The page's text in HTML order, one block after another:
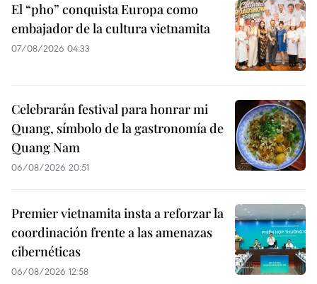
El “pho” conquista Europa como
embajador de la cultura vietnamita
07/08/2026 04:33
Celebrarán festival para honrar mi
Quang, símbolo de la gastronomía de
Quang Nam
06/08/2026 20:51
Premier vietnamita insta a reforzar la
coordinación frente a las amenazas
cibernéticas
06/08/2026 12:58